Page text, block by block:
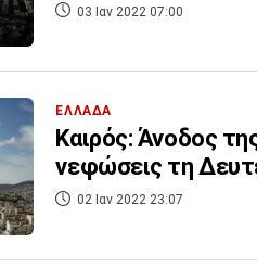
03 Ιαν 2022 07:00
ΕΛΛΑΔΑ
Καιρός: Άνοδος
νεφώσεις τη
02 Ιαν 2022 23:07